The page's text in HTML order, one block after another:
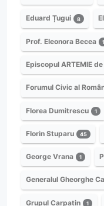
Eduard Țugui 8
Prof. Eleonora Becea 1
Episcopul ARTEMIE de
Forumul Civic al
Florea Dumitrescu 1
Florin Stuparu 45
George Vrana 1
Generalul Gheorghe
Grupul Carpatin 1